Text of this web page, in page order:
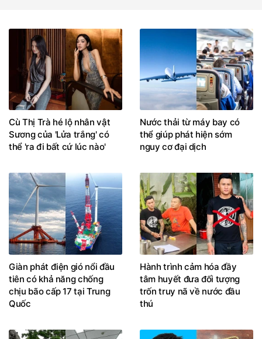
Cù Thị Trà hé lộ nhân vật
Sương của 'Lửa trắng' có
thể 'ra đi bất cứ lúc nào'
Nước thải từ máy bay có
thể giúp phát hiện sớm
nguy cơ đại dịch
Giàn phát điện gió nổi đầu
tiên có khả năng chống
chịu bão cấp 17 tại Trung
Quốc
Hành trình cảm hóa đầy
tâm huyết đưa đối tượng
trốn truy nã về nước đầu
thú